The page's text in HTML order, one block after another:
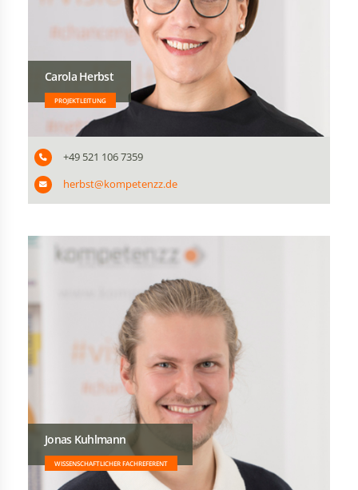
Carola Herbst
PROJEKTLEITUNG
+49 521 106 7359
herbst@kompetenzz.de
Jonas Kuhlmann
WISSENSCHAFTLICHER FACHREFERENT